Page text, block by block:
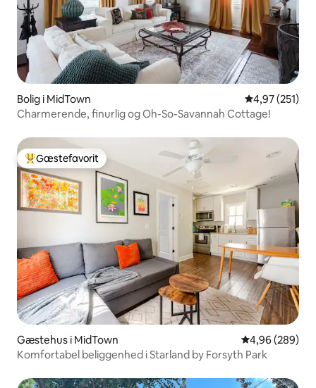
Bolig i MidTown 4,97 ud af 5 i
4,97 (251)
Charmerende, finurlig og Oh-So-Savannah Cottage!
Bedste gæstefavorit
Gæstefavorit
Gæstehus i MidTown 4,96 ud af 5 i
4,96 (289)
Komfortabel beliggenhed i Starland by Forsyth Park